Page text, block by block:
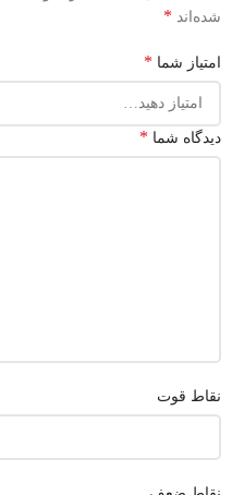
شده‌اند *
امتیاز شما *
دیدگاه شما *
نقاط قوت